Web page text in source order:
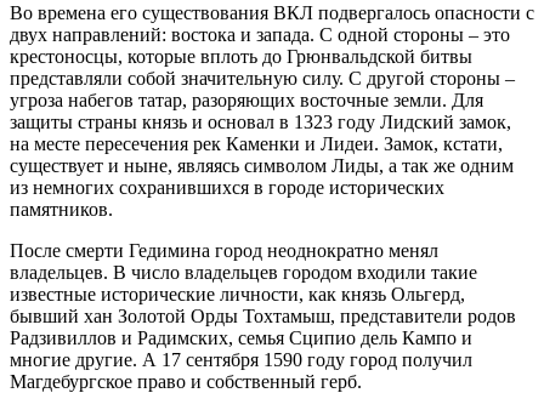
Во времена его существования ВКЛ подвергалось опасности с
двух направлений: востока и запада. С одной стороны – это
крестоносцы, которые вплоть до Грюнвальдской битвы
представляли собой значительную силу. С другой стороны –
угроза набегов татар, разоряющих восточные земли. Для
защиты страны князь и основал в 1323 году Лидский замок,
на месте пересечения рек Каменки и Лидеи. Замок, кстати,
существует и ныне, являясь символом Лиды, а так же одним
из немногих сохранившихся в городе исторических
памятников.
После смерти Гедимина город неоднократно менял
владельцев. В число владельцев городом входили такие
известные исторические личности, как князь Ольгерд,
бывший хан Золотой Орды Тохтамыш, представители родов
Радзивиллов и Радимских, семья Сципио дель Кампо и
многие другие. А 17 сентября 1590 году город получил
Магдебургское право и собственный герб.